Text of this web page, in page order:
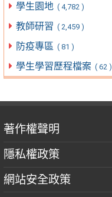
學生園地 ( 4,782 )
教師研習 ( 2,459 )
防疫專區 ( 81 )
學生學習歷程檔案 ( 62 )
著作權聲明
隱私權政策
網站安全政策